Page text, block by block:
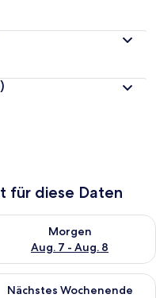
für diese Daten
Nacht, Aug. 6 - Aug. 7.
Morgen
Aug. 7 - Aug. 8
die Verfügbarkeit
Wochenende, Aug. 7
Nächstes Wochenende
die Verfügbarkeit